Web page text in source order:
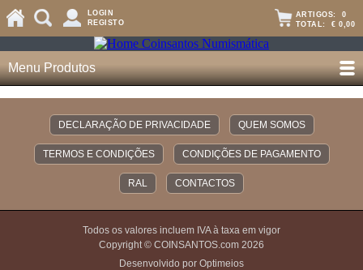
LOGIN
REGISTO
ARTIGOS: 0
TOTAL: € 0,00
Menu Produtos
DECLARAÇÃO DE PRIVACIDADE QUEM SOMOS
TERMOS E CONDIÇÕES CONDIÇÕES DE PAGAMENTO
RAL CONTACTOS
Todos os valores incluem IVA à taxa em vigor
Copyright © COINSANTOS.com 2026
Desenvolvido por Optimeios